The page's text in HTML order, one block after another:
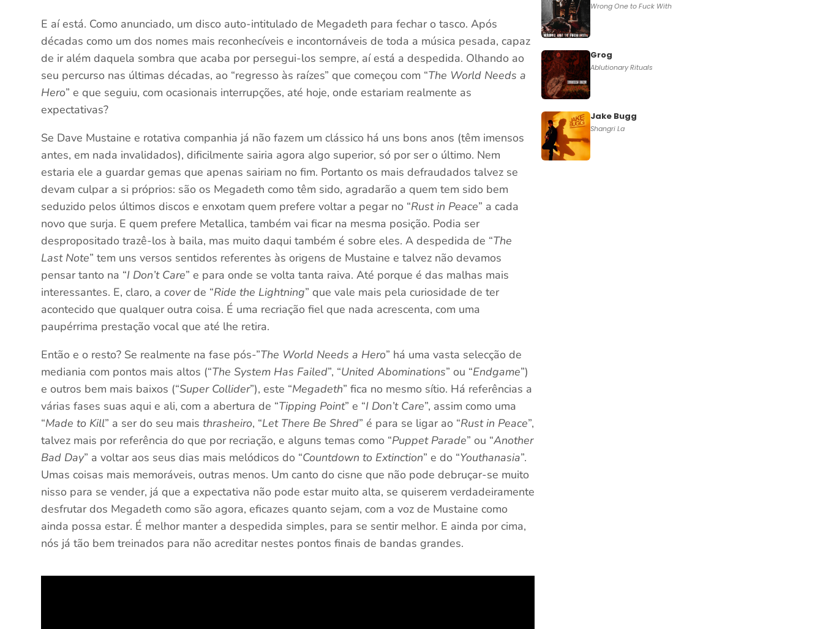
E aí está. Como anunciado, um disco auto-intitulado de Megadeth para fechar o tasco. Após
décadas como um dos nomes mais reconhecíveis e incontornáveis de toda a música pesada, capaz
de ir além daquela sombra que acaba por persegui-los sempre, aí está a despedida. Olhando ao
seu percurso nas últimas décadas, ao “regresso às raízes” que começou com “The World Needs a
Hero” e que seguiu, com ocasionais interrupções, até hoje, onde estariam realmente as
expectativas?
Se Dave Mustaine e rotativa companhia já não fazem um clássico há uns bons anos (têm imensos
antes, em nada invalidados), dificilmente sairia agora algo superior, só por ser o último. Nem
estaria ele a guardar gemas que apenas sairiam no fim. Portanto os mais defraudados talvez se
devam culpar a si próprios: são os Megadeth como têm sido, agradarão a quem tem sido bem
seduzido pelos últimos discos e enxotam quem prefere voltar a pegar no “Rust in Peace” a cada
novo que surja. E quem prefere Metallica, também vai ficar na mesma posição. Podia ser
despropositado trazê-los à baila, mas muito daqui também é sobre eles. A despedida de “The
Last Note” tem uns versos sentidos referentes às origens de Mustaine e talvez não devamos
pensar tanto na “I Don’t Care” e para onde se volta tanta raiva. Até porque é das malhas mais
interessantes. E, claro, acoverde “Ride the Lightning” que vale mais pela curiosidade de ter
acontecido que qualquer outra coisa. É uma recriação fiel que nada acrescenta, com uma
paupérrima prestação vocal que até lhe retira.
Então e o resto? Se realmente na fase pós-”The World Needs a Hero” há uma vasta selecção de
mediania com pontos mais altos (“The System Has Failed”, “United Abominations” ou “Endgame”)
e outros bem mais baixos (“Super Collider”), este “Megadeth” fica no mesmo sítio. Há referências a
várias fases suas aqui e ali, com a abertura de “Tipping Point” e “I Don’t Care”, assim como uma
“Made to Kill” a ser do seu maisthrasheiro, “Let There Be Shred” é para se ligar ao “Rust in Peace”,
talvez mais por referência do que por recriação, e alguns temas como “Puppet Parade” ou “Another
Bad Day” a voltar aos seus dias mais melódicos do “Countdown to Extinction” e do “Youthanasia”.
Umas coisas mais memoráveis, outras menos. Um canto do cisne que não pode debruçar-se muito
nisso para se vender, já que a expectativa não pode estar muito alta, se quiserem verdadeiramente
desfrutar dos Megadeth como são agora, eficazes quanto sejam, com a voz de Mustaine como
ainda possa estar. É melhor manter a despedida simples, para se sentir melhor. E ainda por cima,
nós já tão bem treinados para não acreditar nestes pontos finais de bandas grandes.
Wrong One to Fuck With
Grog
Ablutionary Rituals
Jake Bugg
Shangri La